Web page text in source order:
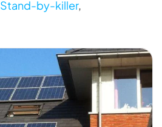
Stand-by-killer,